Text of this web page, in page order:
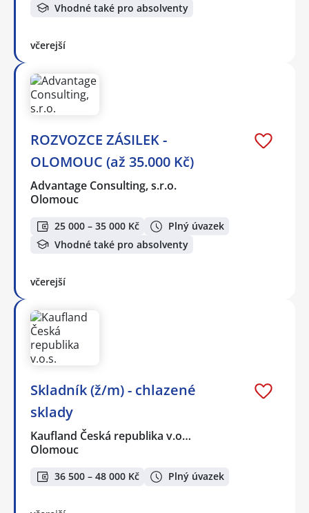
Vhodné také pro absolventy
včerejší
ROZVOZCE ZÁSILEK -
OLOMOUC (až 35.000 Kč)
Advantage Consulting, s.r.o.
Olomouc
25 000 – 35 000 Kč
Plný úvazek
Vhodné také pro absolventy
včerejší
Skladník (ž/m) - chlazené
sklady
Kaufland Česká republika v.o…
Olomouc
36 500 – 48 000 Kč Plný úvazek